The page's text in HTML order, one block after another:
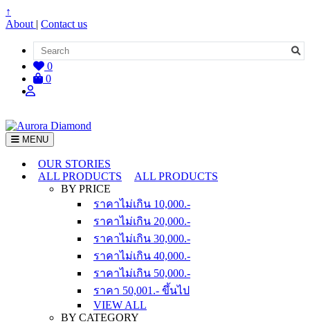
↑
About | Contact us
0
0
MENU
OUR STORIES
ALL PRODUCTS
ALL PRODUCTS
BY PRICE
ราคาไม่เกิน 10,000.-
ราคาไม่เกิน 20,000.-
ราคาไม่เกิน 30,000.-
ราคาไม่เกิน 40,000.-
ราคาไม่เกิน 50,000.-
ราคา 50,001.- ขึ้นไป
VIEW ALL
BY CATEGORY